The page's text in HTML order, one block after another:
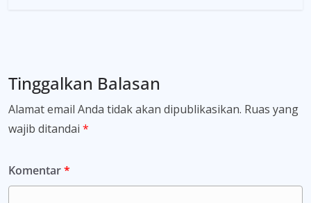
Tinggalkan Balasan
Alamat email Anda tidak akan dipublikasikan. Ruas yang
wajib ditandai *
Komentar*